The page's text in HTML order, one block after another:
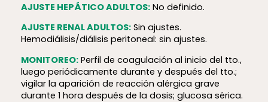
AJUSTE HEPÁTICO ADULTOS:No definido.
AJUSTE RENAL ADULTOS:Sin ajustes.
Hemodiálisis/diálisis peritoneal: sin ajustes.
MONITOREO:Perfil de coagulación al inicio del tto.,
luego periódicamente durante y después del tto.;
vigilar la aparición de reacción alérgica grave
durante 1 hora después de la dosis; glucosa sérica.